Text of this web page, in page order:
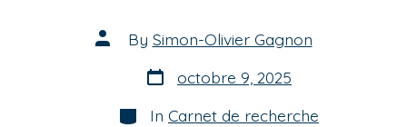
Post
author
By Simon-Olivier Gagnon
Post
date
octobre 9, 2025
Categories
In Carnet de recherche